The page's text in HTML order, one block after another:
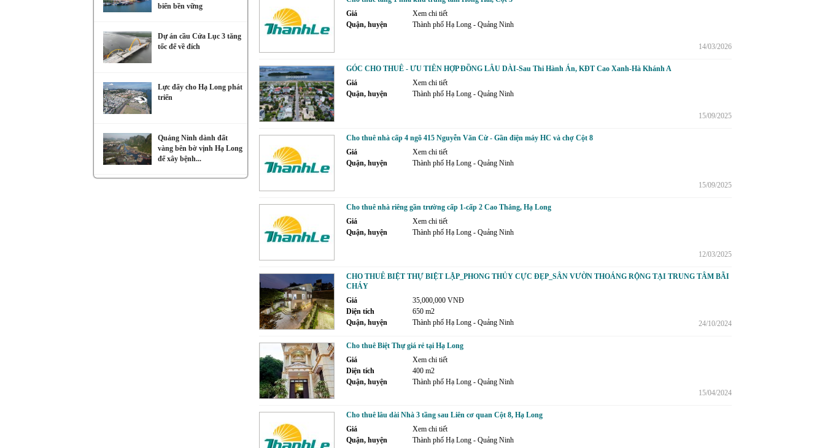
biển bền vững
Dự án cầu Cửa Lục 3 tăng
tốc để về đích
Lực đẩy cho Hạ Long phát
triển
Quảng Ninh dành đất
vàng bên bờ vịnh Hạ Long
để xây bệnh...
Giá
Xem chi tiết
Quận, huyện
Thành phố Hạ Long - Quảng Ninh
14/03/2026
GÓC CHO THUÊ - ƯU TIÊN HỢP ĐỒNG LÂU DÀI-Sau Thi Hành Án, KĐT Cao Xanh-Hà Khánh A
Giá
Xem chi tiết
Quận, huyện
Thành phố Hạ Long - Quảng Ninh
15/09/2025
Cho thuê nhà cấp 4 ngõ 415 Nguyễn Văn Cừ - Gần điện máy HC và chợ Cột 8
Giá
Xem chi tiết
Quận, huyện
Thành phố Hạ Long - Quảng Ninh
15/09/2025
Cho thuê nhà riêng gần trường cấp 1-cấp 2 Cao Thắng, Hạ Long
Giá
Xem chi tiết
Quận, huyện
Thành phố Hạ Long - Quảng Ninh
12/03/2025
CHO THUÊ BIỆT THỰ BIỆT LẬP_PHONG THỦY CỰC ĐẸP_SÂN VƯỜN THOÁNG RỘNG TẠI TRUNG TÂM BÃI
CHÁY
Giá
35,000,000 VNĐ
Diện tích
650 m2
Quận, huyện
Thành phố Hạ Long - Quảng Ninh 24/10/2024
Cho thuê Biệt Thự giá rẻ tại Hạ Long
Giá
Xem chi tiết
Diện tích
400 m2
Quận, huyện
Thành phố Hạ Long - Quảng Ninh
15/04/2024
Cho thuê lâu dài Nhà 3 tầng sau Liên cơ quan Cột 8, Hạ Long
Giá
Xem chi tiết
Quận, huyện
Thành phố Hạ Long - Quảng Ninh